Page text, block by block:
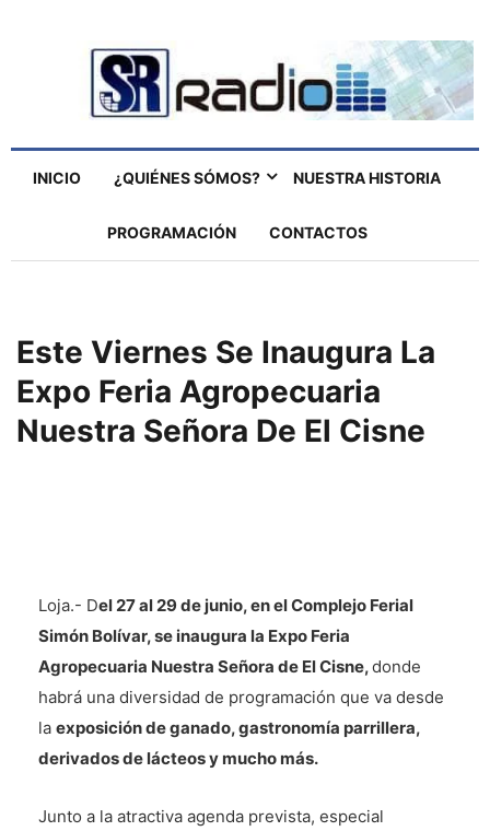
INICIO ¿QUIÉNES SÓMOS? NUESTRA HISTORIA
PROGRAMACIÓN CONTACTOS
Este Viernes Se Inaugura La
Expo Feria Agropecuaria
Nuestra Señora De El Cisne
Loja.- Del 27 al 29 de junio, en el Complejo Ferial
Simón Bolívar, se inaugura la Expo Feria
Agropecuaria Nuestra Señora de El Cisne,donde
habrá una diversidad de programación que va desde
la exposición de ganado, gastronomía parrillera,
derivados de lácteos y mucho más.
Junto a la atractiva agenda prevista, especial